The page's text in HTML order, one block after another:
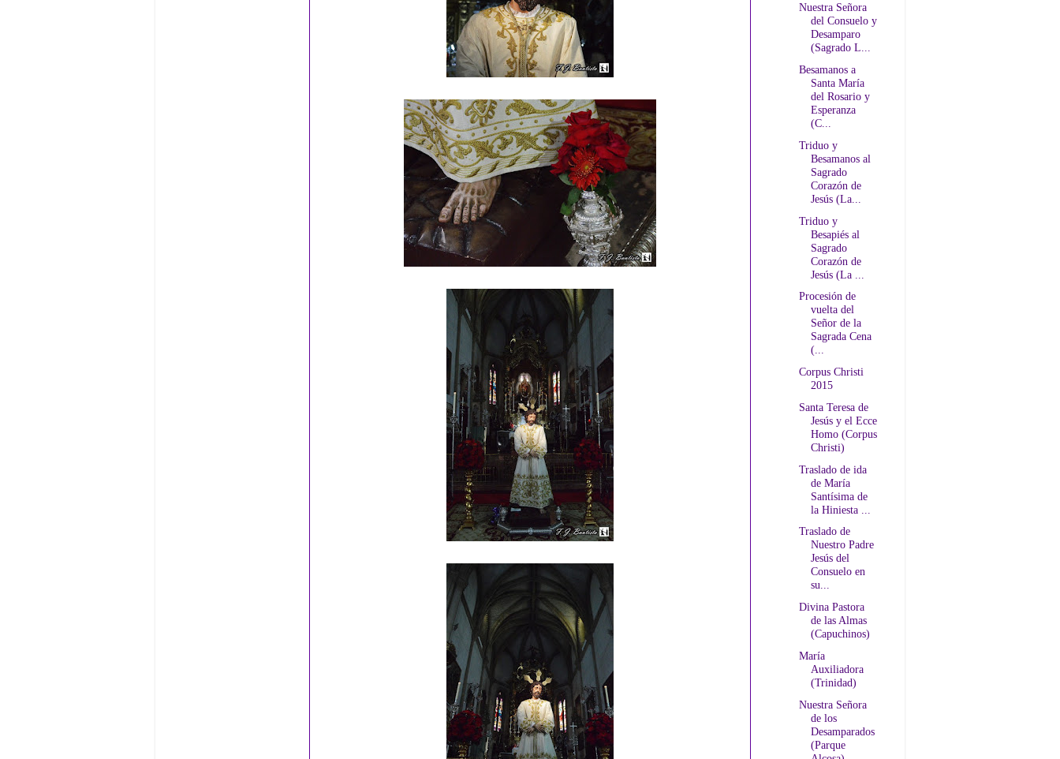
Nuestra Señora
del Consuelo y
Desamparo
(Sagrado L...
Besamanos a
Santa María
del Rosario y
Esperanza
(C...
Triduo y
Besamanos al
Sagrado
Corazón de
Jesús (La...
Triduo y
Besapiés al
Sagrado
Corazón de
Jesús (La ...
Procesión de
vuelta del
Señor de la
Sagrada Cena
(...
Corpus Christi
2015
Santa Teresa de
Jesús y el Ecce
Homo (Corpus
Christi)
Traslado de ida
de María
Santísima de
la Hiniesta ...
Traslado de
Nuestro Padre
Jesús del
Consuelo en
su...
Divina Pastora
de las Almas
(Capuchinos)
María
Auxiliadora
(Trinidad)
Nuestra Señora
de los
Desamparados
(Parque